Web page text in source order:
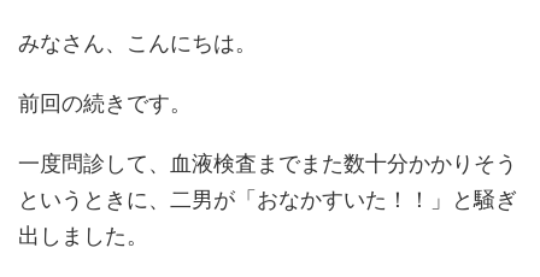
みなさん、こんにちは。
前回の続きです。
一度問診して、血液検査までまた数十分かかりそう
というときに、二男が「おなかすいた！！」と騒ぎ
出しました。